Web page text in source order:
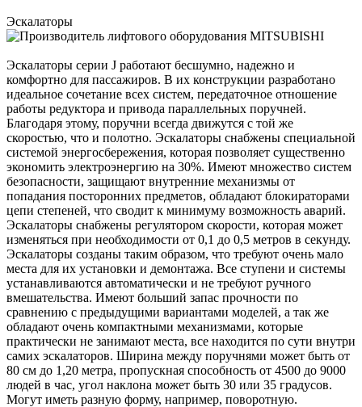
Эскалаторы
Эскалаторы серии J работают бесшумно, надежно и
комфортно для пассажиров. В их конструкции разработано
идеальное сочетание всех систем, передаточное отношение
работы редуктора и привода параллельных поручней.
Благодаря этому, поручни всегда движутся с той же
скоростью, что и полотно. Эскалаторы снабжены специальной
системой энергосбережения, которая позволяет существенно
экономить электроэнергию на 30%. Имеют множество систем
безопасности, защищают внутренние механизмы от
попадания посторонних предметов, обладают блокираторами
цепи степеней, что сводит к минимуму возможность аварий.
Эскалаторы снабжены регулятором скорости, которая может
изменяться при необходимости от 0,1 до 0,5 метров в секунду.
Эскалаторы созданы таким образом, что требуют очень мало
места для их установки и демонтажа. Все ступени и системы
устанавливаются автоматически и не требуют ручного
вмешательства. Имеют больший запас прочности по
сравнению с предыдущими вариантами моделей, а так же
обладают очень компактными механизмами, которые
практически не занимают места, все находится по сути внутри
самих эскалаторов. Ширина между поручнями может быть от
80 см до 1,20 метра, пропускная способность от 4500 до 9000
людей в час, угол наклона может быть 30 или 35 градусов.
Могут иметь разную форму, например, поворотную.